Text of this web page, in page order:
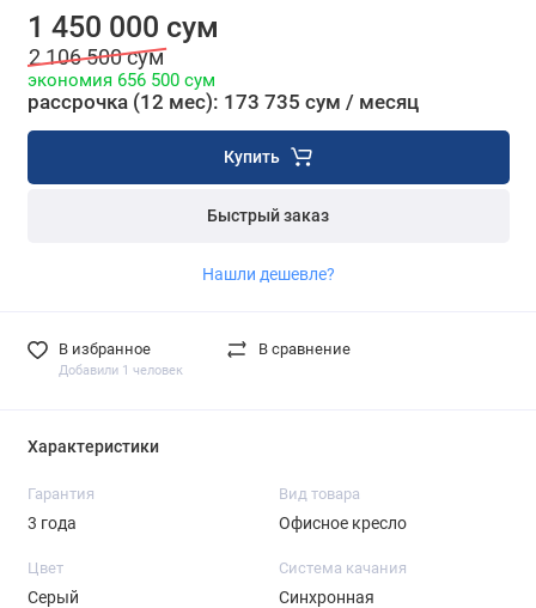
1 450 000 сум
2 106 500 сум
экономия 656 500 сум
рассрочка (12 мес): 173 735 сум / месяц
Купить
Быстрый заказ
Нашли дешевле?
В избранное
Добавили 1 человек
В сравнение
Характеристики
Гарантия
3 года
Вид товара
Офисное кресло
Цвет
Серый
Система качания
Синхронная